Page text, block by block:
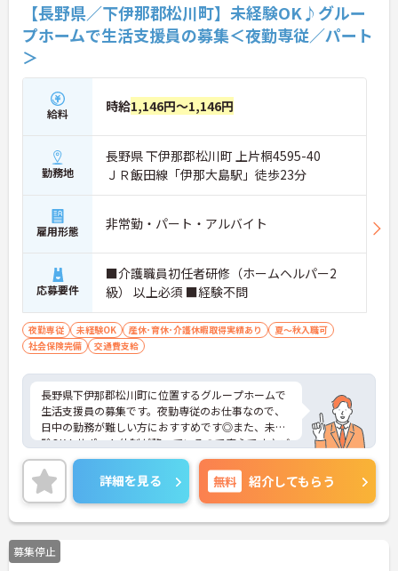
【長野県／下伊那郡松川町】未経験OK♪グルー
プホームで生活支援員の募集＜夜勤専従／パート
＞
給料 時給1,146円～1,146円
勤務地
長野県 下伊那郡松川町 上片桐4595-40
ＪＲ飯田線「伊那大島駅」徒歩23分
雇用形態 非常勤・パート・アルバイト
応募要件
■介護職員初任者研修（ホームヘルパー2
級） 以上必須 ■経験不問
夜勤専従 未経験OK 産休･育休･介護休暇取得実績あり
夏～秋入職可
社会保険完備
交通費支給
長野県下伊那郡松川町に位置するグループホームで
生活支援員の募集です。夜勤専従のお仕事なので、
日中の勤務が難しい方におすすめです◎また、未経
験OK！サポート体制が整っているので安心です♪ご
興味のある方はご面接のポイントお伝えしますので
ご気軽にお問い合わせください。
詳細を見る 無料 紹介してもらう
募集停止